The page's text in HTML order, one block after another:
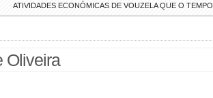
ATIVIDADES ECONÓMICAS DE VOUZELA QUE O
Oliveira